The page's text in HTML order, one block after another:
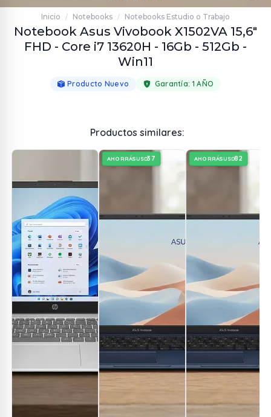
Inicio / Notebooks / Notebooks Estudio o Trabajo
Notebook Asus Vivobook X1502VA 15,6"
FHD - Core i7 13620H - 16Gb - 512Gb -
Win11
Producto Nuevo Garantía: 1 AÑO
Productos similares:
AHORRÁSUSD37 AHORRÁSUSD82